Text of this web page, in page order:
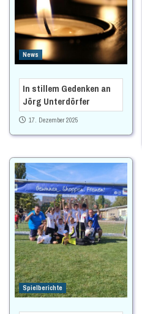
News
In stillem Gedenken an
Jörg Unterdörfer
17. Dezember 2025
Spielberichte